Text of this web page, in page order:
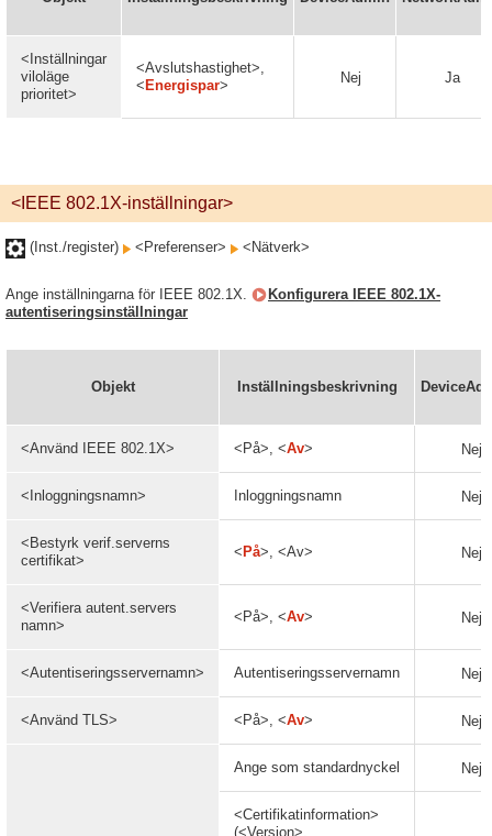
<Inställningar
viloläge
prioritet>
<Avslutshastighet>,
< Energispar> Nej Ja
<IEEE 802.1X-inställningar>
(Inst./register) <Preferenser> <Nätverk>
Ange inställningarna för IEEE 802.1X.
Konfigurera IEEE 802.1X-
autentiseringsinställningar
Objekt Inställningsbeskrivning
<Använd IEEE 802.1X> <På>, <Av> Nej
<Inloggningsnamn> Inloggningsnamn Nej
<Bestyrk verif.serverns
certifikat>
< På>, <Av> Nej
<Verifiera autent.servers
namn>
<På>, <Av> Nej
<Autentiseringsservernamn> Autentiseringsservernamn Nej
<Använd TLS> <På>, <Av> Nej
Ange som standardnyckel Nej
<Certifikatinformation>
(<Version>,